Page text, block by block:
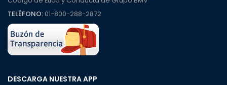
TELÉFONO:01-800-288-2872
DESCARGA NUESTRA APP